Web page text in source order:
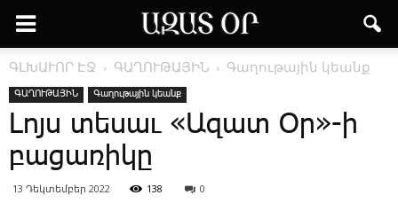
ԳԼԽԱՒՈՐ ԷՋ ԳԱՂՈՒԹԱՅԻՆ Գաղութային կեանք
ԳԱՂՈՒԹԱՅԻՆ Գաղութային կեանք
­Լոյս տե­սաւ «Ա­զատ Օր»-ի
բա­ցա­ռի­կը
13 Դեկտեմբեր 2022 138 0